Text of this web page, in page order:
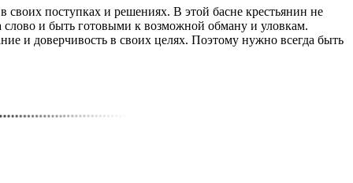
поступках и решениях. В этой басне крестьянин не
и быть готовыми к возможной обману и уловкам.
и доверчивость в своих целях. Поэтому нужно всегда быть